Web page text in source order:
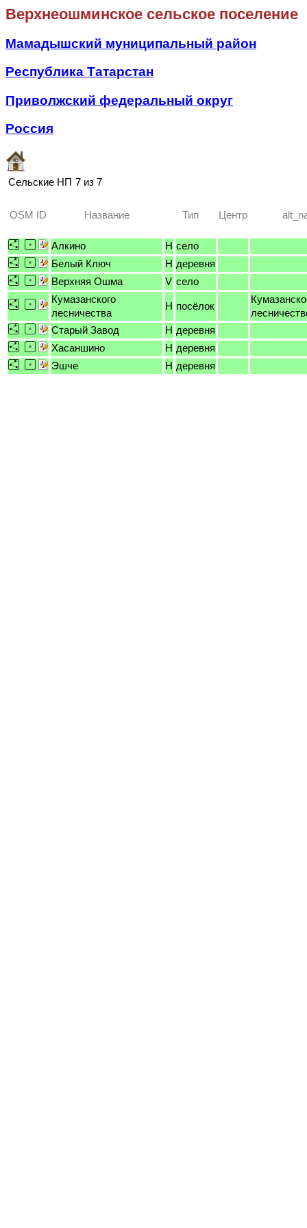
Верхнеошминское сельское поселение
Мамадышский муниципальный район
Республика Татарстан
Приволжский федеральный округ
Россия
Сельские НП 7 из 7
OSM ID Название Тип Центр
Алкино H село
Белый Ключ
H деревня
Верхняя Ошма
V село
Кумазанского
лесничества
H посёлок
Старый Завод
H деревня
Хасаншино
H деревня
Эшче
H деревня